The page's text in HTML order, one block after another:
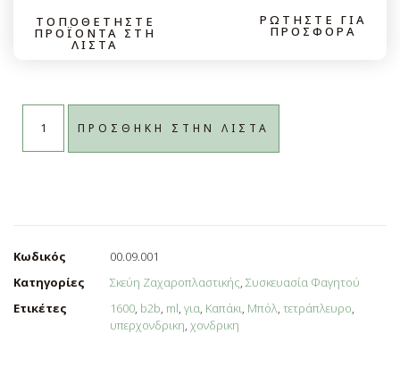
ΤΟΠΟΘΕΤΉΣΤΕ
ΠΡΟΪΌΝΤΑ ΣΤΗ
ΛΊΣΤΑ
ΡΩΤΉΣΤΕ ΓΙΑ
ΠΡΟΣΦΟΡΆ
ΠΡΟΣΘΉΚΗ ΣΤΗΝ ΛΊΣΤΑ
Κωδικός
00.09.001
Κατηγορίες
Σκεύη Ζαχαροπλαστικής, Συσκευασία Φαγητού
Ετικέτες
1600, b2b, ml, για, Καπάκι, Μπόλ, τετράπλευρο,
υπερχονδρικη, χονδρικη